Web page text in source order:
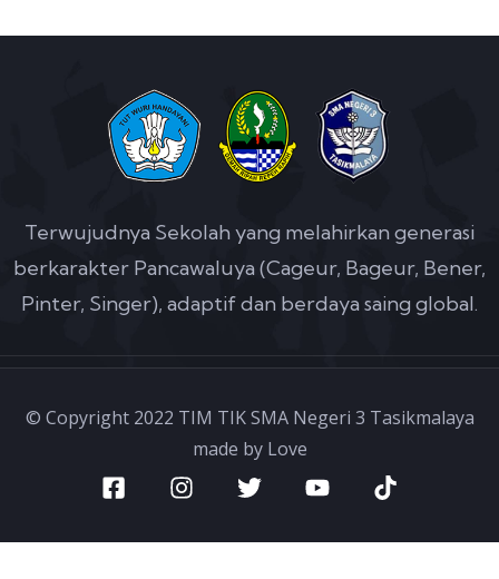
Terwujudnya Sekolah yang melahirkan generasi
berkarakter Pancawaluya (Cageur, Bageur, Bener,
Pinter, Singer), adaptif dan berdaya saing global.
© Copyright 2022 TIM TIK SMA Negeri 3 Tasikmalaya
made by Love